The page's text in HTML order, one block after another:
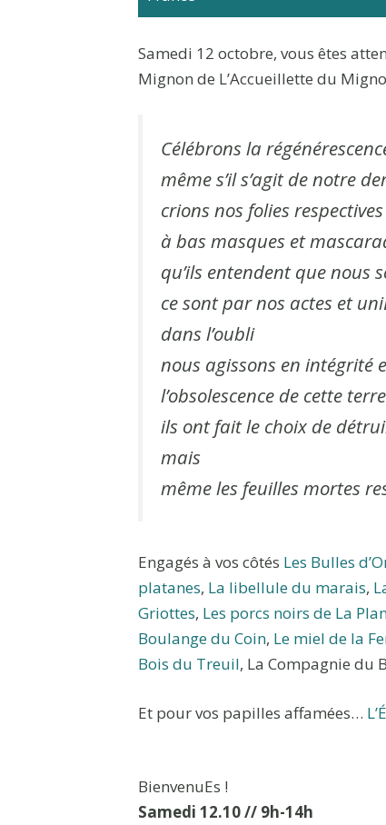
Samedi 12 octobre, vous êtes
Mignon de L’Accueillette du
Célébrons la
même s’il s’agit de notre
crions nos folies
à bas masques et
qu’ils entendent que nous
ce sont par nos actes et
dans l’oubli
nous agissons en intégrité
l’obsolescence de cette
ils ont fait le choix de
mais
même les feuilles mortes
Engagés à vos côtés Les Bulles
platanes, La libellule du marais,
Griottes, Les porcs noirs de La
Boulange du Coin, Le miel de la
Bois du Treuil, La Compagnie du
Et pour vos papilles affamées…
BienvenuEs !
Samedi 12.10 // 9h-14h